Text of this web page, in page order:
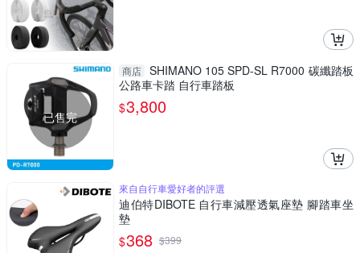
已售完
商店 SHIMANO 105 SPD-SL R7000 碳纖踏板
公路車卡踏 自行車踏板
$3,800
來自自行車愛好者的評選
迪伯特DIBOTE 自行車減壓透氣座墊 腳踏車坐
墊
$368 $399